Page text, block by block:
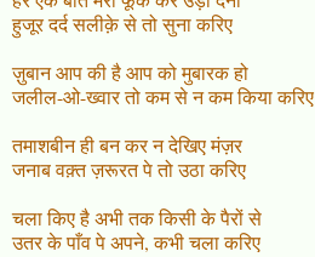
हुजूर दर्द सलीक़े से तो सुना करिए
ज़ुबान आप की है आप को मुबारक हो
जलील-ओ-ख्वार तो कम से न कम किया करिए
तमाशबीन ही बन कर न देखिए मंज़र
जनाब वक़्त ज़रूरत पे तो उठा करिए
चला किए है अभी तक किसी के पैरों से
उतर के पाँव पे अपने, कभी चला करिए